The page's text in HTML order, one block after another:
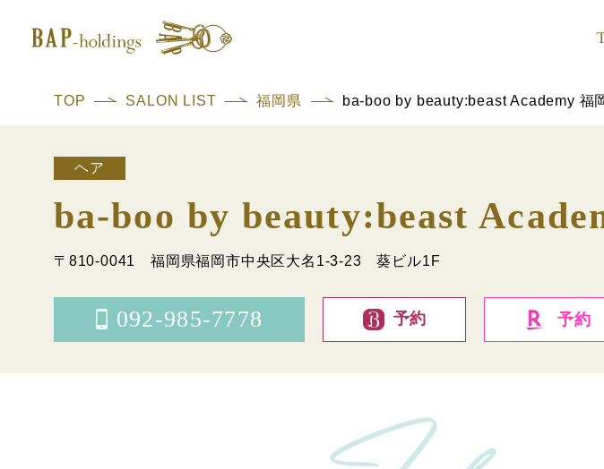
TOP SALON LIST 福岡県 ba-boo by beauty:beast Academy 福
ヘア
ba-boo by beauty:beast
〒810-0041福岡県福岡市中央区大名1-3-23 葵ビル1F
092-985-7778 予約 予約